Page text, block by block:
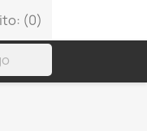
(0)